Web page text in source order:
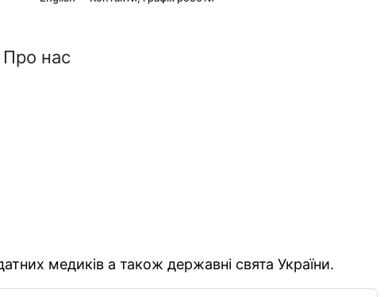
Про нас
медиків а також державні свята України.